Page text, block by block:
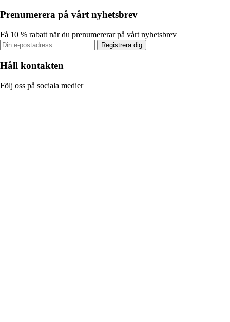
Prenumerera på vårt nyhetsbrev
Få 10 % rabatt när du prenumererar på vårt nyhetsbrev
Registrera dig
Håll kontakten
Följ oss på sociala medier